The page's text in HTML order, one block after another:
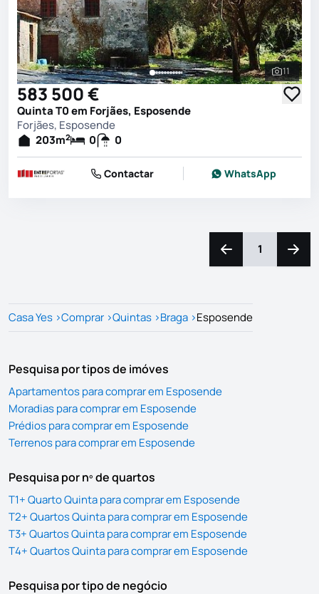
Ver
11
583 500 €
Quinta T0 em Forjães, Esposende
Forjães, Esposende
203m2 0 0
Contactar WhatsApp
Navegação para a
1
Casa Yes >Comprar >Quintas >Braga >Esposende
Pesquisa por tipos de imóves
Apartamentos para comprar em Esposende
Moradias para comprar em Esposende
Prédios para comprar em Esposende
Terrenos para comprar em Esposende
Pesquisa por nº de quartos
T1+ Quarto Quinta para comprar em Esposende
T2+ Quartos Quinta para comprar em Esposende
T3+ Quartos Quinta para comprar em Esposende
T4+ Quartos Quinta para comprar em Esposende
Pesquisa por tipo de negócio